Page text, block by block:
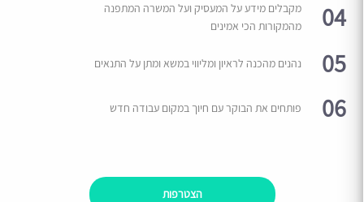
04
מקבלים מידע על המעסיק ועל המשרה המתפנה
מהמקורות הכי אמינים
05 נהנים מהכנה לראיון ומליווי במשא ומתן על התנאים
06 פותחים את הבוקר עם חיוך במקום עבודה חדש
הצטרפות